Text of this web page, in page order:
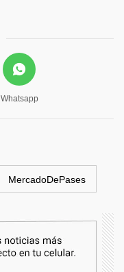
Whatsapp
MercadoDePases